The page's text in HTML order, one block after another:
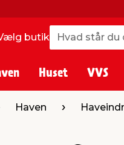
butik Hvad står du
Hvad står du
Huset VVS
Haven